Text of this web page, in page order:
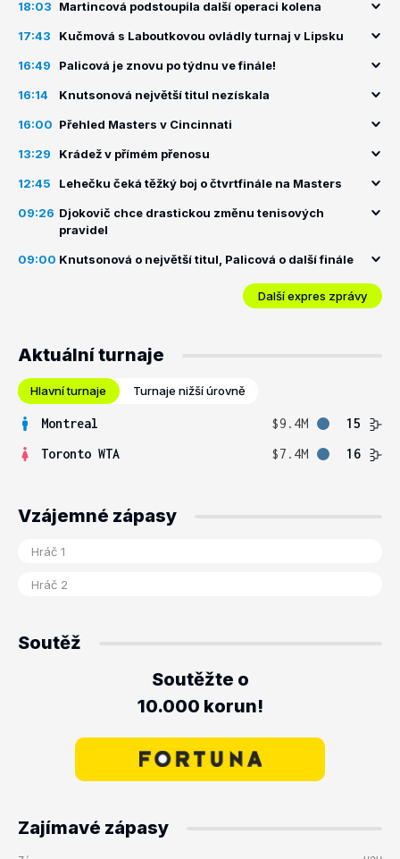
18:03 Martincová podstoupila další operaci kolena
17:43 Kučmová s Laboutkovou ovládly turnaj v Lipsku
16:49 Palicová je znovu po týdnu ve finále!
16:14 Knutsonová největší titul nezískala
16:00 Přehled Masters v Cincinnati
13:29 Krádež v přímém přenosu
12:45 Lehečku čeká těžký boj o čtvrtfinále na Masters
09:26 Djokovič chce drastickou změnu tenisových
pravidel
09:00 Knutsonová o největší titul, Palicová o další finále
Další expres zprávy
Aktuální turnaje
Hlavní turnaje Turnaje nižší úrovně
Montreal $9.4M
15
Toronto WTA
$7.4M 16
Vzájemné zápasy
Soutěž
Soutěžte o
10.000 korun!
Zajímavé zápasy